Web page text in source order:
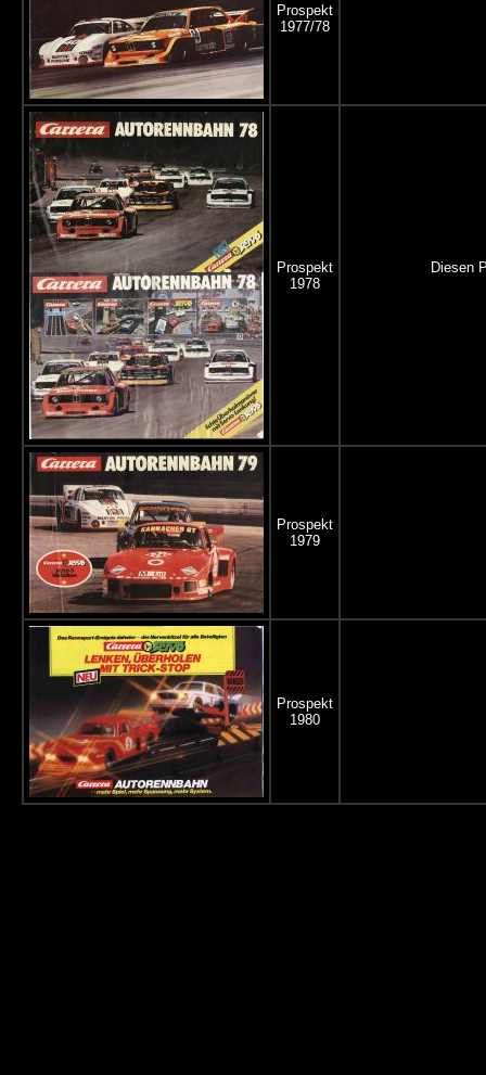
Prospekt
1977/78
Prospekt
1978
Diesen
Prospekt
1979
Prospekt
1980